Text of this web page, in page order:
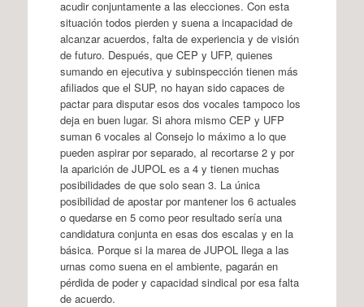
acudir conjuntamente a las elecciones. Con esta
situación todos pierden y suena a incapacidad de
alcanzar acuerdos, falta de experiencia y de visión
de futuro. Después, que CEP y UFP, quienes
sumando en ejecutiva y subinspección tienen más
afiliados que el SUP, no hayan sido capaces de
pactar para disputar esos dos vocales tampoco los
deja en buen lugar. Si ahora mismo CEP y UFP
suman 6 vocales al Consejo lo máximo a lo que
pueden aspirar por separado, al recortarse 2 y por
la aparición de JUPOL es a 4 y tienen muchas
posibilidades de que solo sean 3. La única
posibilidad de apostar por mantener los 6 actuales
o quedarse en 5 como peor resultado sería una
candidatura conjunta en esas dos escalas y en la
básica. Porque si la marea de JUPOL llega a las
urnas como suena en el ambiente, pagarán en
pérdida de poder y capacidad sindical por esa falta
de acuerdo.